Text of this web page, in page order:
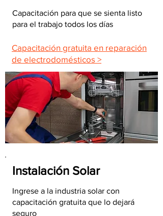
Capacitación para que se sienta listo
para el trabajo todos los días
Capacitación gratuita en reparación
de electrodomésticos >
Instalación Solar
Ingrese a la industria solar con
capacitación gratuita que lo dejará
seguro